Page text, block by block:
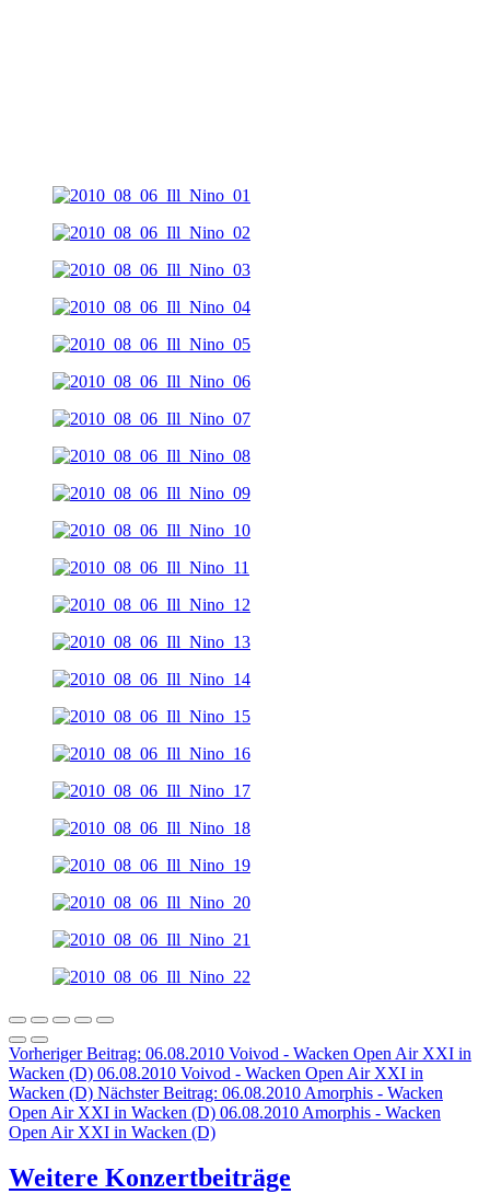
Vorheriger Beitrag: 06.08.2010 Voivod - Wacken Open Air XXI in
Wacken (D) 06.08.2010 Voivod - Wacken Open Air XXI in
Wacken (D) Nächster Beitrag: 06.08.2010 Amorphis - Wacken
Open Air XXI in Wacken (D) 06.08.2010 Amorphis - Wacken
Open Air XXI in Wacken (D)
Weitere Konzertbeiträge